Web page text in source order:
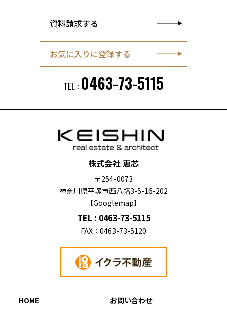
資料請求する
お気に入りに登録する
TEL : 0463-73-5115
株式会社 恵芯
〒254-0073
神奈川県平塚市西八幡3-5-16-202
【Googlemap】
TEL : 0463-73-5115
FAX： 0463-73-5120
HOME
お問い合わせ